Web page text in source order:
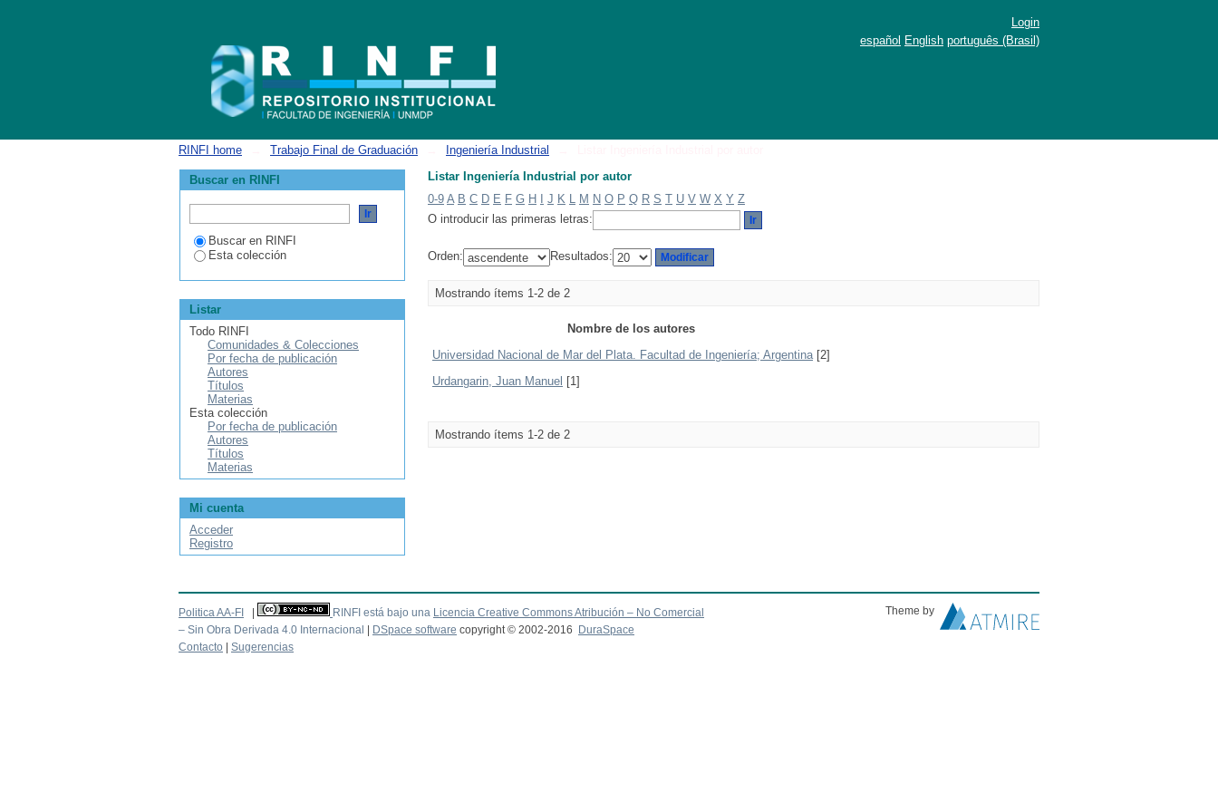
Login
español English português (Brasil)
RINFI home Trabajo Final de Graduación Ingeniería Industrial
Listar Ingeniería Industrial por autor
0-9 A B C D E F G H J K L M N O P Q R S T U V W X Y Z
O introducir las primeras letras:
Orden: Resultados:
Mostrando ítems 1-2 de 2
Nombre de los autores
Universidad Nacional de Mar del Plata. Facultad de Ingeniería; Argentina[2]
Urdangarin, Juan Manuel [1]
Mostrando ítems 1-2 de 2
Buscar en RINFI
Buscar en RINFI
Esta colección
Listar
Todo RINFI
Comunidades & Colecciones
Por fecha de publicación
Autores
Títulos
Materias
Esta colección
Por fecha de publicación
Autores
Títulos
Materias
Mi cuenta
Acceder
Registro
Politica AA-FI RINFI está bajo una Licencia Creative Commons Atribución – No Comercial
– Sin Obra Derivada 4.0 Internacional
DSpace software copyright © 2002-2016 DuraSpace
Theme by
Contacto Sugerencias